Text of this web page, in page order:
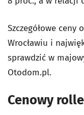
Szczegółowe
Wrocławiu i
sprawdzić w
Otodom.pl.
Cenowy